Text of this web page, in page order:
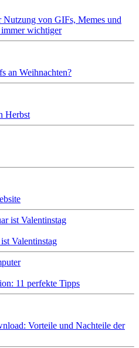
Nutzung von GIFs, Memes und
wichtiger
an Weihnachten?
Herbst
Valentinstag
11 perfekte Tipps
Vorteile und Nachteile der